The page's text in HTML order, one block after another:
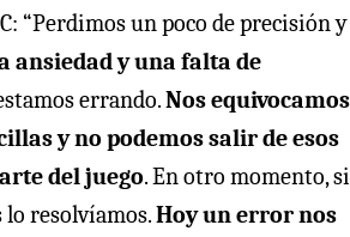
“Perdimos un poco de precisión y
ansiedad y una falta de
errando.Nos equivocamos
y no podemos salir de esos
del juego. En otro momento, si
lo resolvíamos.Hoy un error nos